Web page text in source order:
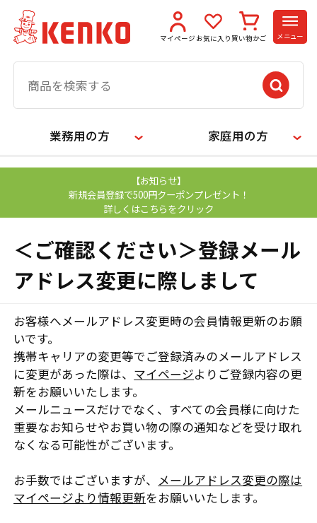
マイページ お気に入り 買い物かご メニュー
業務用の方 家庭用の方
【お知らせ】
新規会員登録で500円クーポンプレゼント！
詳しくはこちらをクリック
＜ご確認ください＞登録メール
アドレス変更に際しまして
お客様へメールアドレス変更時の会員情報更新のお願
いです。
携帯キャリアの変更等でご登録済みのメールアドレス
に変更があった際は、 マイページよりご登録内容の更
新をお願いいたします。
メールニュースだけでなく、すべての会員様に向けた
重要なお知らせやお買い物の際の通知などを受け取れ
なくなる可能性がございます。
お手数ではございますが、 メールアドレス変更の際は
マイページより情報更新をお願いいたします。